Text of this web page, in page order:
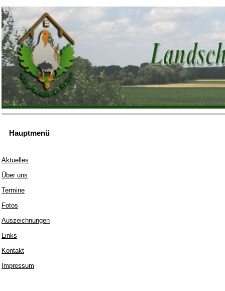
Hauptmenü
Aktuelles
Über uns
Termine
Fotos
Auszeichnungen
Links
Kontakt
Impressum